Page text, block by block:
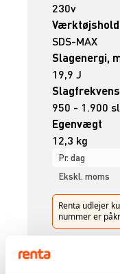
230v
SDS-MAX
Slagenergi,
19,9 J
Slagfrekvens
950 - 1.900
Egenvægt
12,3 kg
Pr. dag
Ekskl. moms
Renta udlejer
nummer er